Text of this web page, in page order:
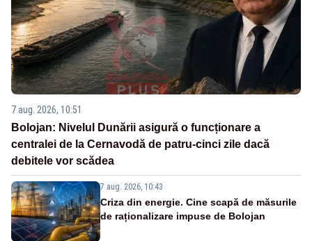
7 aug. 2026, 10:51
Bolojan: Nivelul Dunării asigură o funcționare a
centralei de la Cernavodă de patru-cinci zile dacă
debitele vor scădea
7 aug. 2026, 10:43
Criza din energie. Cine scapă de măsurile
de raționalizare impuse de Bolojan